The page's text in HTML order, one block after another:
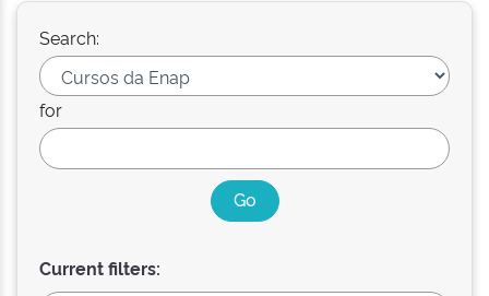
Search:
for
Current filters: